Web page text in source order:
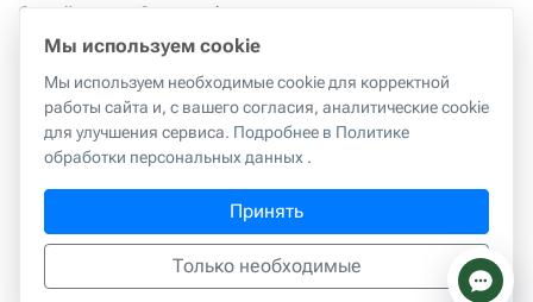
Онлайн курс: Основы флористики
Мастер-классы
Правила хранения и эксплуатации
Правила копирования материалов с сайта
г. Москва, 2-й Грайвороновский проезд, 42к1
ИП Куликова Татьяна АлександровнаИНН:594402386909
hello@realtouch-flowers.com
Мы используем cookie
Мы используем необходимые cookie для корректной
работы сайта и, с вашего согласия, аналитические cookie
для улучшения сервиса. Подробнее в Политике
обработки персональных данных .
Принять
Только необходимые